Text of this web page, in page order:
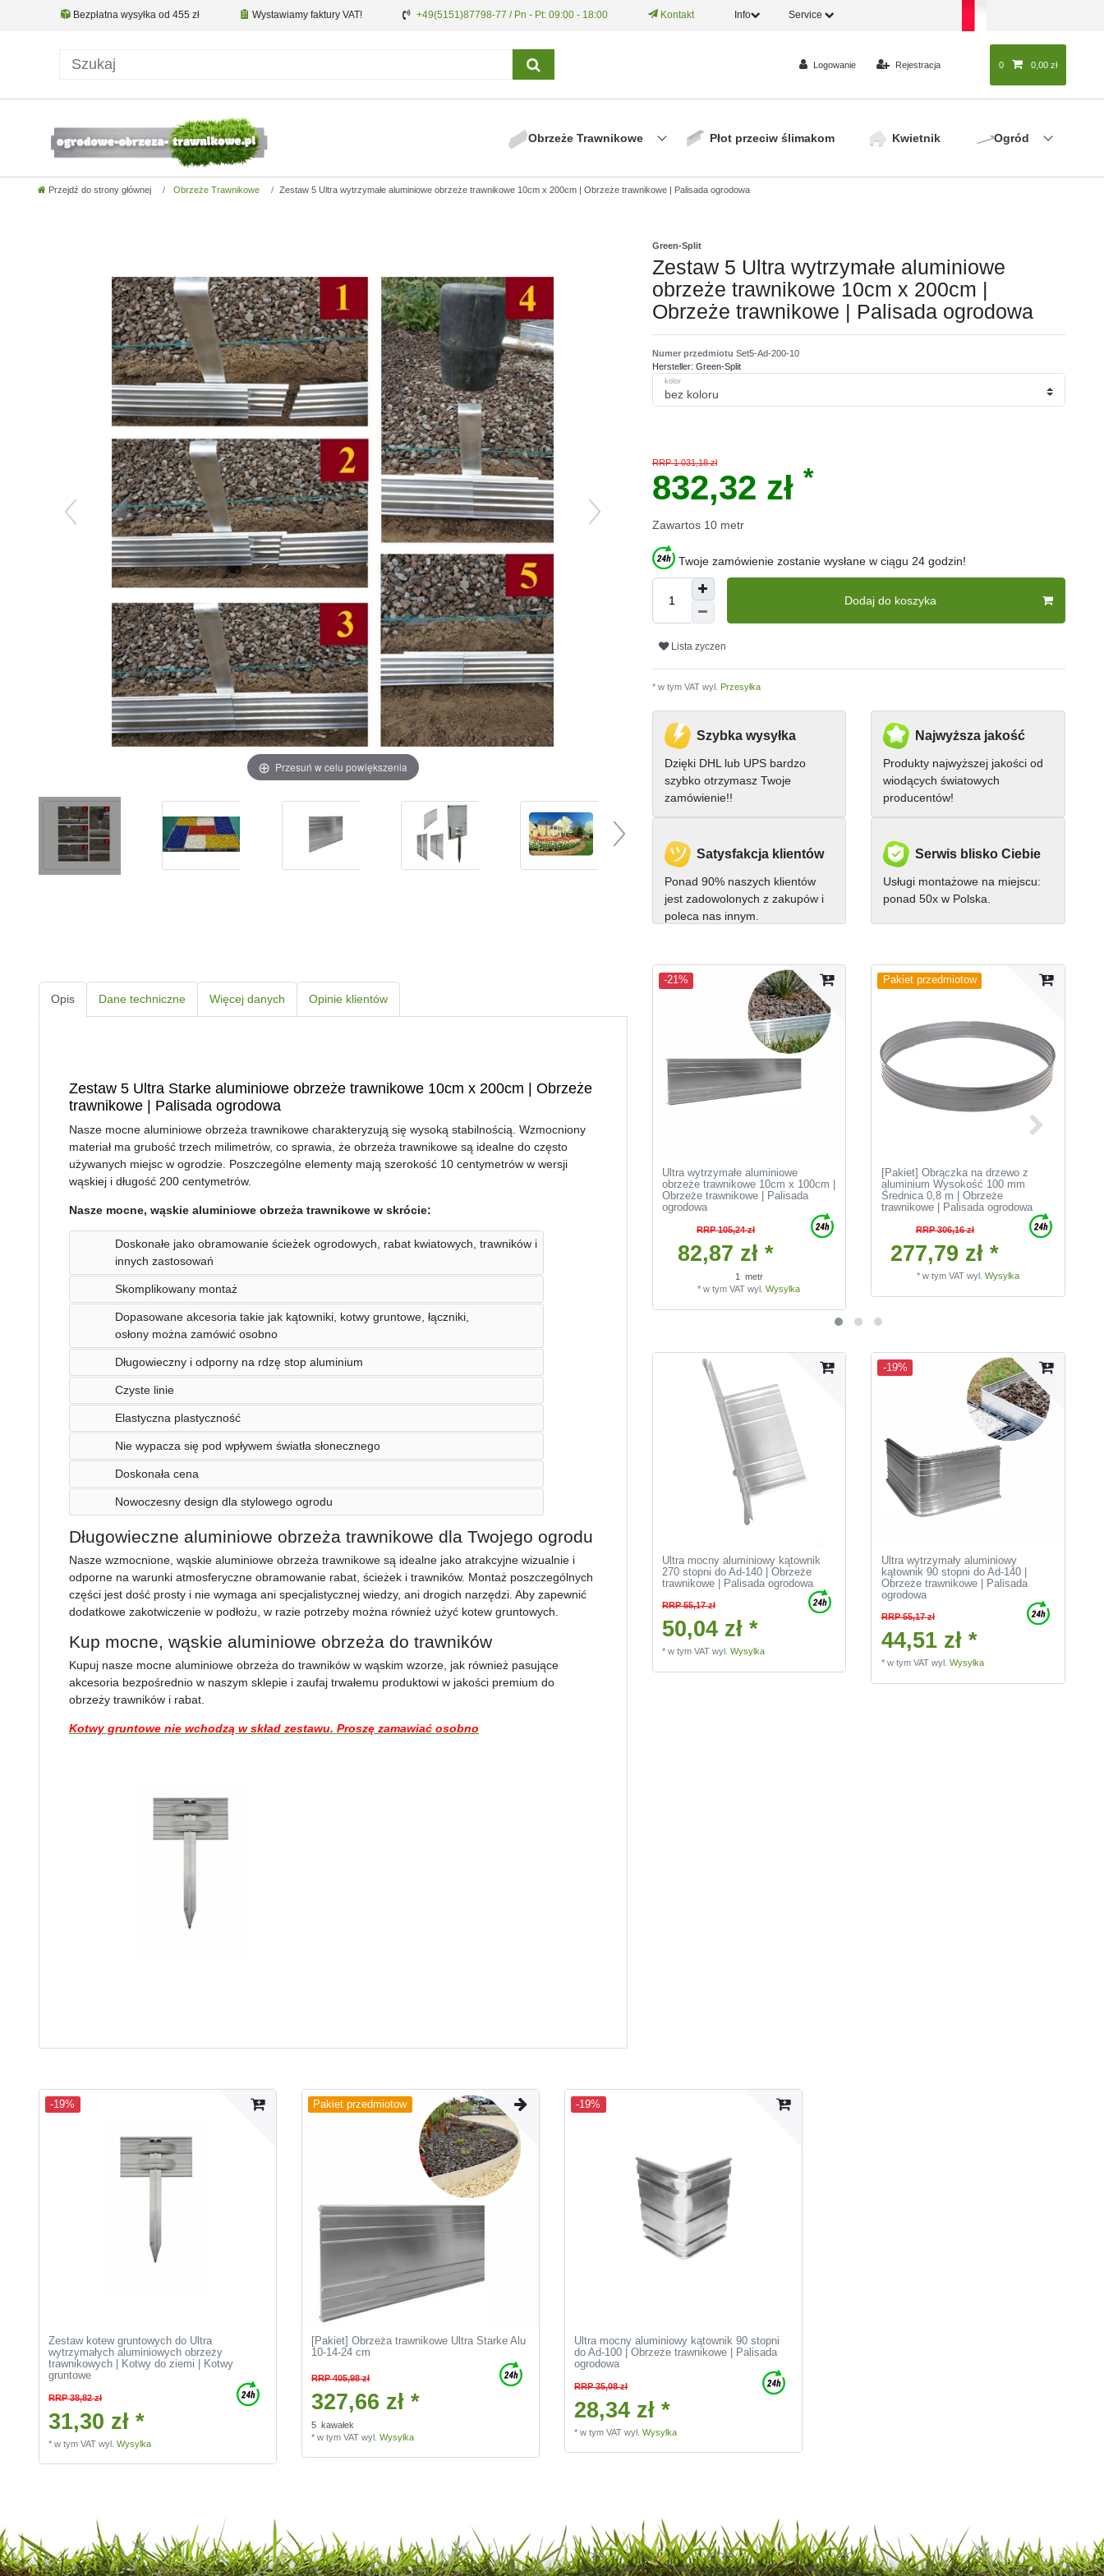
Bezpłatna wysyłka od 455 zł Wystawiamy faktury VAT! +49(5151)87798-77 / Pn - Pt: 09:00 - 18:00 Kontakt Info Service
Logowanie Rejestracja 0 0,00 zł
Obrzeże Trawnikowe Płot przeciw ślimakom Kwietnik Ogród
Przejdź do strony głównej Obrzeże Trawnikowe Zestaw 5 Ultra wytrzymałe aluminiowe obrzeże trawnikowe 10cm x 200cm | Obrzeże trawnikowe | Palisada ogrodowa
Przesuń w celu powiększenia
Green-Split
Zestaw 5 Ultra wytrzymałe aluminiowe
obrzeże trawnikowe 10cm x 200cm |
Obrzeże trawnikowe | Palisada ogrodowa
Numer przedmiotu Set5-Ad-200-10
Hersteller: Green-Split
kolor
RRP 1 031,18 zł
832,32 zł *
Zawartos 10 metr
Twoje zamówienie zostanie wysłane w ciągu 24 godzin!
Dodaj do koszyka
Lista zyczen
* w tym VAT wyl. Przesyłka
Szybka wysyłka
Dzięki DHL lub UPS bardzo
szybko otrzymasz Twoje
zamówienie!!
Najwyższa jakość
Produkty najwyższej jakości od
wiodących światowych
producentów!
Satysfakcja klientów
Ponad 90% naszych klientów
jest zadowolonych z zakupów i
poleca nas innym.
Serwis blisko Ciebie
Usługi montażowe na miejscu:
ponad 50x w Polska.
Opis Dane techniczne Więcej danych Opinie klientów
Zestaw 5 Ultra Starke aluminiowe obrzeże trawnikowe 10cm x 200cm | Obrzeże
trawnikowe | Palisada ogrodowa
Nasze mocne aluminiowe obrzeża trawnikowe charakteryzują się wysoką stabilnością. Wzmocniony
materiał ma grubość trzech milimetrów, co sprawia, że obrzeża trawnikowe są idealne do często
używanych miejsc w ogrodzie. Poszczególne elementy mają szerokość 10 centymetrów w wersji
wąskiej i długość 200 centymetrów.
Nasze mocne, wąskie aluminiowe obrzeża trawnikowe w skrócie:
Doskonałe jako obramowanie ścieżek ogrodowych, rabat kwiatowych, trawników i
innych zastosowań
Skomplikowany montaż
Dopasowane akcesoria takie jak kątowniki, kotwy gruntowe, łączniki,
osłony można zamówić osobno
Długowieczny i odporny na rdzę stop aluminium
Czyste linie
Elastyczna plastyczność
Nie wypacza się pod wpływem światła słonecznego
Doskonała cena
Nowoczesny design dla stylowego ogrodu
Długowieczne aluminiowe obrzeża trawnikowe dla Twojego ogrodu
Nasze wzmocnione, wąskie aluminiowe obrzeża trawnikowe są idealne jako atrakcyjne wizualnie i
odporne na warunki atmosferyczne obramowanie rabat, ścieżek i trawników. Montaż poszczególnych
części jest dość prosty i nie wymaga ani specjalistycznej wiedzy, ani drogich narzędzi. Aby zapewnić
dodatkowe zakotwiczenie w podłożu, w razie potrzeby można również użyć kotew gruntowych.
Kup mocne, wąskie aluminiowe obrzeża do trawników
Kupuj nasze mocne aluminiowe obrzeża do trawników w wąskim wzorze, jak również pasujące
akcesoria bezpośrednio w naszym sklepie i zaufaj trwałemu produktowi w jakości premium do
obrzeży trawników i rabat.
Kotwy gruntowe nie wchodzą w skład zestawu. Proszę zamawiać osobno
-21%
Ultra wytrzymałe aluminiowe
obrzeże trawnikowe 10cm x 100cm |
Obrzeże trawnikowe | Palisada
ogrodowa
RRP 105,24 zł
82,87 zł *
1
metr
*w tym VAT wyl.Wysylka
Pakiet przedmiotow
[Pakiet] Obrączka na drzewo z
aluminium Wysokość 100 mm
Średnica 0,8 m | Obrzeże
trawnikowe | Palisada ogrodowa
RRP 306,16 zł
277,79 zł *
*w tym VAT wyl.Wysylka
Ultra mocny aluminiowy kątownik
270 stopni do Ad-140 | Obrzeże
trawnikowe | Palisada ogrodowa
RRP 55,17 zł
50,04 zł *
* w tym VATwyl. Wysylka
-19%
Ultra wytrzymały aluminiowy
kątownik 90 stopni do Ad-140 |
Obrzeże trawnikowe | Palisada
ogrodowa
RRP 55,17 zł
44,51 zł *
* w tym VATwyl. Wysylka
-19%
Zestaw kotew gruntowych do Ultra
wytrzymałych aluminiowych obrzeży
trawnikowych | Kotwy do ziemi | Kotwy
gruntowe
RRP 38,82 zł
31,30 zł *
*w tym VAT wyl.Wysylka
Pakiet przedmiotow
[Pakiet] Obrzeża trawnikowe Ultra Starke Alu
10-14-24 cm
RRP 405,98 zł
327,66 zł *
5 kawałek
*w tym VAT wyl.Wysylka
-19%
Ultra mocny aluminiowy kątownik 90 stopni
do Ad-100 | Obrzeże trawnikowe | Palisada
ogrodowa
RRP 35,08 zł
28,34 zł *
*w tym VAT wyl.Wysylka